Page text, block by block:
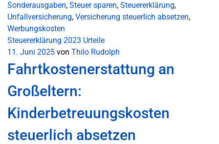
Sonderausgaben, Steuer sparen, Steuererklärung,
Unfallversicherung, Versicherung steuerlich absetzen,
Werbungskosten
Steuererklärung 2023 Urteile
11. Juni 2025 von Thilo Rudolph
Fahrtkostenerstattung an
Großeltern:
Kinderbetreuungskosten
steuerlich absetzen